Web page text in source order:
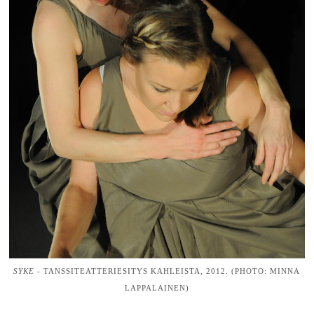
SYKE -TANSSITEATTERIESITYS KAHLEISTA ,2012. (PHOTO: MINNA
LAPPALAINEN)